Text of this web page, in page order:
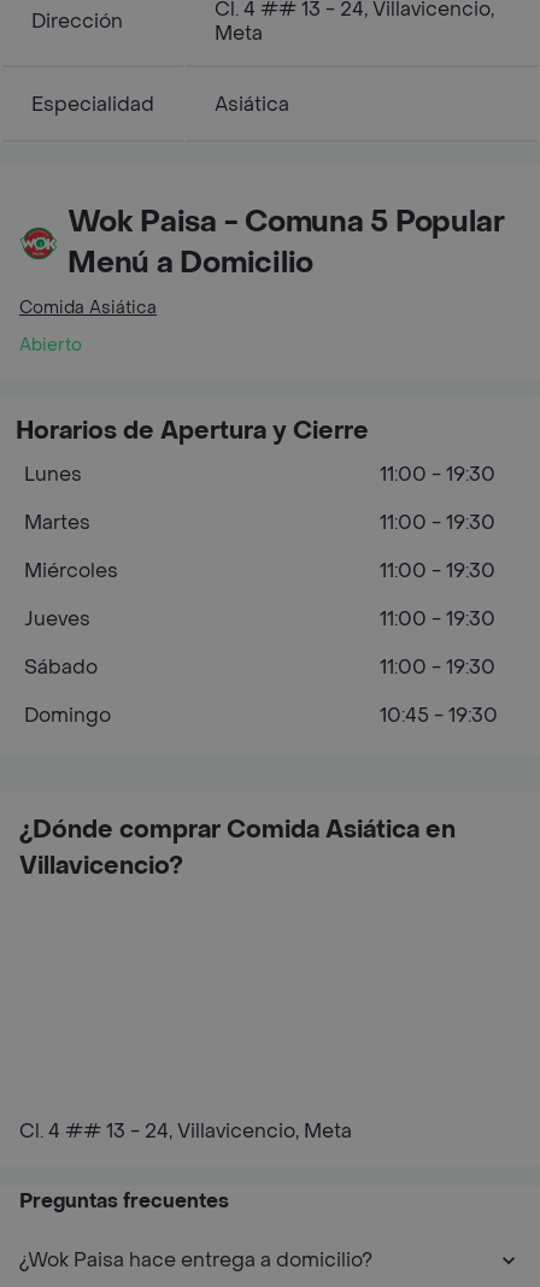
Dirección
Cl. 4 ## 13 - 24, Villavicencio,
Meta
Especialidad Asiática
Wok Paisa - Comuna 5 Popular
Menú a Domicilio
Comida Asiática
Abierto
¿Dónde comprar Comida Asiática en
Villavicencio?
Cl. 4 ## 13 - 24, Villavicencio, Meta
Horarios de Apertura y Cierre
Lunes
11:00 - 19:30
Martes
11:00 - 19:30
Miércoles
11:00 - 19:30
Jueves
11:00 - 19:30
Sábado
11:00 - 19:30
Domingo
10:45 - 19:30
Preguntas frecuentes
¿Wok Paisa hace entrega a domicilio?